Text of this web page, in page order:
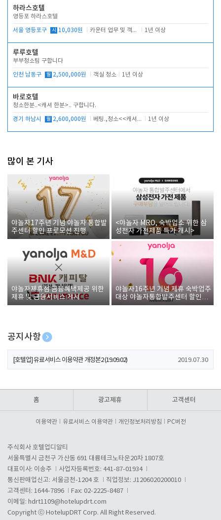
하라스호텔
영등포 하라스호텔
서울 영등포구 시 10,030원 카운터 업무 및 객실관리(청소상태 확인, 객실판매) 1년 이상
루루호텔
부부청소팀 구합니다
인천 남동구 월 2,500,000원 객실 청소 1년 이상
바로호텔
청소한분..<캐셔 한분>.. 구합니다.
경기 하남시 월 2,600,000원 베팅.,청소<<캐셔 모셔봅니다. 1년 이상
많이 본 기사
야놀자17주년 기념 야놀자 통합발
주센터 할인 프로모션 진행
<야놀자 MRO, 숙박업소 위한 삼
성전자 가전제품 특가 개시>
야놀자제휴점 금융혜택제공 위한
제휴 및 금융서비스 게시
야놀자16주년 기념 제휴 숙박업주
대상 야놀자통합발주센터 할인쿠
폰 증정
공지사항
[호텔업] 개인정보 처리방침 개정본1 (19.09.02)
[호텔업] 유료서비스 이용약관 개정본2 (19.09.02) 2019.07.30
홈 광고제휴 고객센터
이용약관 유료서비스 이용약관 개인정보처리방침 PC버전
주식회사 호텔업디알티
서울특별시 금천구 가산동 691 대륭테크노타운20차 1807호
대표이사: 이송주
사업자등록번호: 441-87-01934
통신판매업신고: 서울금천-1204 호
직업정보: J1206020200010
고객센터: 1644-7896
Fax: 02-2225-8487
이메일: hdrt1109@hotelupdrt.com
Copyright ⓒ HotelupDRT Corp. All Right Reserved.